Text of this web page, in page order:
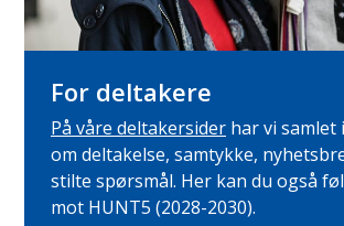
For deltakere
På våre deltakersider har vi
om deltakelse, samtykke,
stilte spørsmål. Her kan du også
mot HUNT5 (2028-2030).